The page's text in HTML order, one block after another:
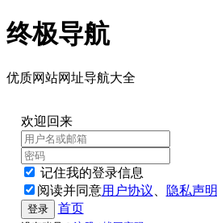
终极导航
优质网站网址导航大全
欢迎回来
记住我的登录信息
阅读并同意用户协议 、 隐私声明
登录 首页